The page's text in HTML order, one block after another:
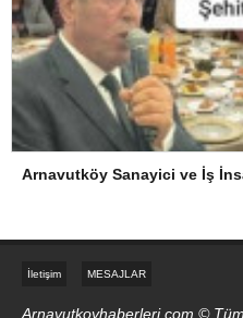
İletişim MESAJLAR
Arnavutkoyhaberleri.com ©